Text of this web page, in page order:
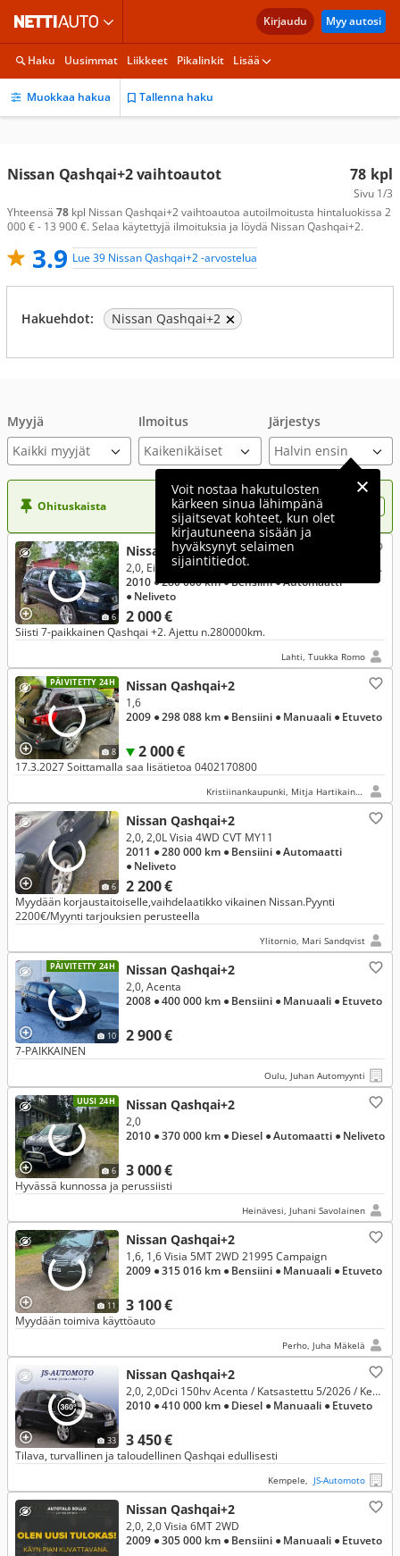
Kirjaudu Myy autosi
Haku Uusimmat Liikkeet Pikalinkit Lisää
Muokkaa hakua Tallenna haku
78 kpl
Sivu 1/3
Nissan Qashqai+2 vaihtoautot
Yhteensä 78 kpl Nissan Qashqai+2 vaihtoautoa autoilmoitusta hintaluokissa 2
000 € - 13 900 €. Selaa käytettyjä ilmoituksia ja löydä Nissan Qashqai+2.
3.9 Lue 39 Nissan Qashqai+2 -arvostelua
Hakuehdot: Nissan Qashqai+2
Myyjä
Kaikki myyjät
Ilmoitus Järjestys
Voit nostaa hakutulosten
kärkeen sinua lähimpänä
sijaitsevat kohteet, kun olet
kirjautuneena sisään ja
hyväksynyt selaimen
sijaintitiedot.
Ohituskaista Nosta ilmoituksesi tähän?
6
Nissan Qashqai+2
2 000 €
2,0, Ei tieliikennekelpoinen - 2,0L Visia 4WD CVT MY10
2010 ● 280 000 km● Bensiini● Automaatti
● Neliveto
Siisti 7-paikkainen Qashqai +2. Ajettu n.280000km.
Lahti, Tuukka Romo
PÄIVITETTY 24H
8
Nissan Qashqai+2
2 000 €
1,6
2009 ● 298 088 km ● Bensiini ● Manuaali ● Etuveto
17.3.2027 Soittamalla saa lisätietoa 0402170800
Kristiinankaupunki, Mitja Hartikainen
6
Nissan Qashqai+2
2 200 €
2,0, 2,0L Visia 4WD CVT MY11
2011 ● 280 000 km ● Bensiini ● Automaatti
● Neliveto
Myydään korjaustaitoiselle,vaihdelaatikko vikainen Nissan.Pyynti
2200€/Myynti tarjouksien perusteella
Ylitornio, Mari Sandqvist
PÄIVITETTY 24H
10
Nissan Qashqai+2
2 900 €
2,0, Acenta
2008 ● 400 000 km ● Bensiini ● Manuaali ● Etuveto
7-PAIKKAINEN
Oulu, Juhan Automyynti
UUSI 24H
6
Nissan Qashqai+2
3 000 €
2,0
2010 ● 370 000 km ● Diesel ● Automaatti ● Neliveto
Hyvässä kunnossa ja perussiisti
Heinävesi, Juhani Savolainen
11
Nissan Qashqai+2
3 100 €
1,6, 1,6 Visia 5MT 2WD 21995 Campaign
2009 ● 315 016 km ● Bensiini ● Manuaali ● Etuveto
Myydään toimiva käyttöauto
Perho, Juha Mäkelä
33
Nissan Qashqai+2
3 450 €
2,0, 2,0Dci 150hv Acenta / Katsastettu 5/2026 / Keyless Go / Kamera / Lasikatto / 2x Renkaat / Vetokoukku / Ilmastointi
2010 ● 410 000 km ● Diesel ● Manuaali ● Etuveto
Tilava, turvallinen ja taloudellinen Qashqai edullisesti
Kempele, JS-Automoto
Nissan Qashqai+2
2,0, 2,0 Visia 6MT 2WD
2009 ● 305 000 km ● Bensiini ● Manuaali ● Etuveto